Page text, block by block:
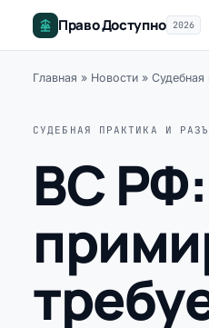
Право Доступно 2026
Главная » Новости » Судебная
СУДЕБНАЯ ПРАКТИКА И
ВС